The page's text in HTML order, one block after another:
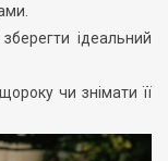
ідеальний
чи знімати її